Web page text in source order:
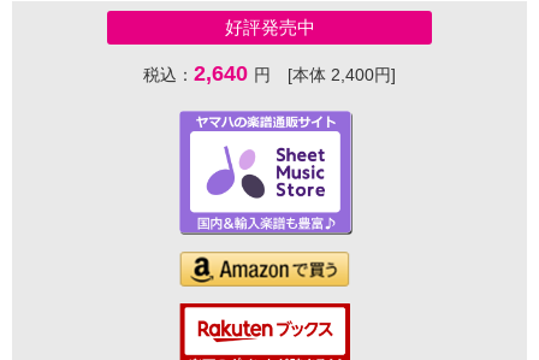
好評発売中
税込： 2,640 円 [本体 2,400円]